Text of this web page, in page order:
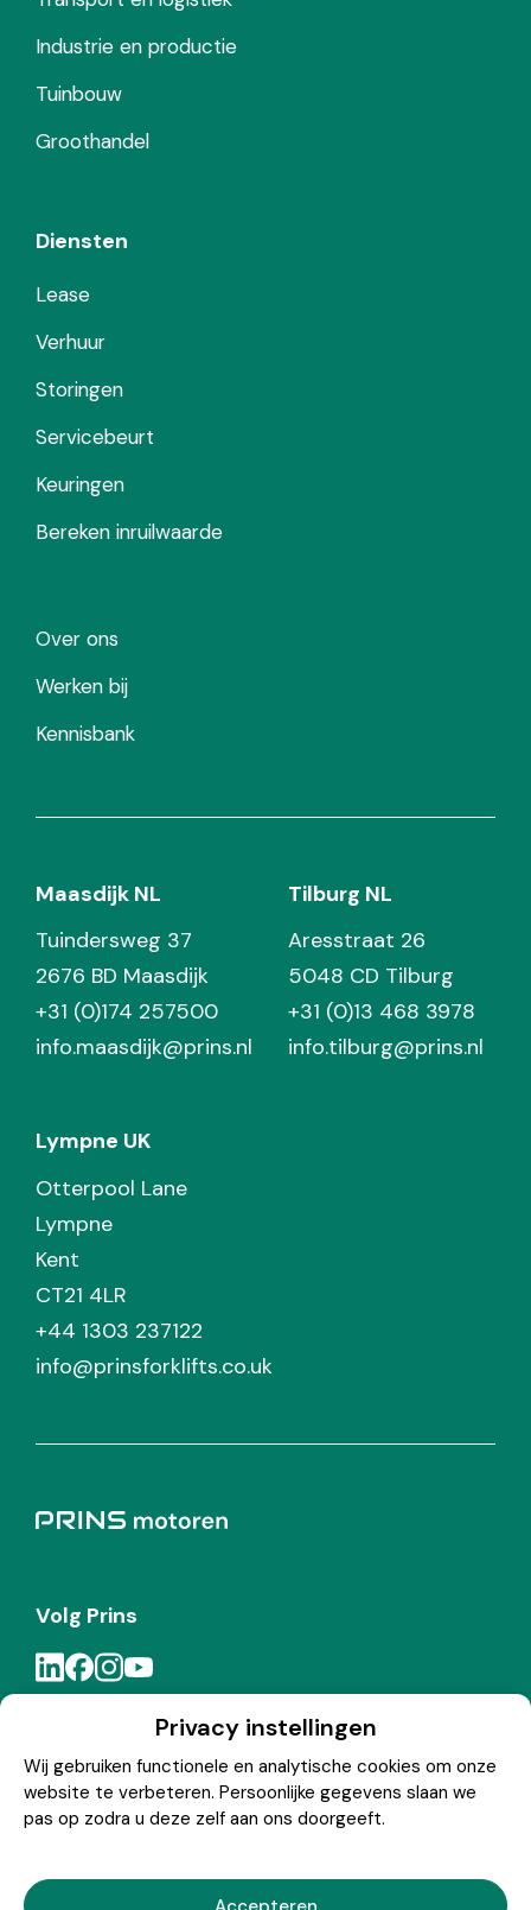
Privacy instellingen
Wij gebruiken functionele en analytische cookies om onze
website te verbeteren. Persoonlijke gegevens slaan we
pas op zodra u deze zelf aan ons doorgeeft.
Industrie en productie
Tuinbouw
Groothandel
Diensten
Lease
Verhuur
Storingen
Servicebeurt
Keuringen
Bereken inruilwaarde
Over ons
Werken bij
Kennisbank
Maasdijk NL
Tuindersweg 37
2676 BD Maasdijk
+31 (0)174 257500
info.maasdijk@prins.nl
Tilburg NL
Aresstraat 26
5048 CD Tilburg
+31 (0)13 468 3978
info.tilburg@prins.nl
Lympne UK
Otterpool Lane
Lympne
Kent
CT21 4LR
+44 1303 237122
info@prinsforklifts.co.uk
Volg Prins
Meld je aan voor de Prins nieuwsbrief
Inschrijven